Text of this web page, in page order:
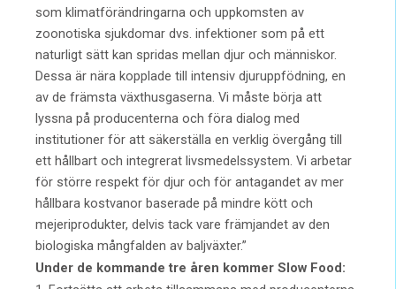
som klimatförändringarna och uppkomsten av
zoonotiska sjukdomar dvs. infektioner som på ett
naturligt sätt kan spridas mellan djur och människor.
Dessa är nära kopplade till intensiv djuruppfödning, en
av de främsta växthusgaserna. Vi måste börja att
lyssna på producenterna och föra dialog med
institutioner för att säkerställa en verklig övergång till
ett hållbart och integrerat livsmedelssystem. Vi arbetar
för större respekt för djur och för antagandet av mer
hållbara kostvanor baserade på mindre kött och
mejeriprodukter, delvis tack vare främjandet av den
biologiska mångfalden av baljväxter.”
Under de kommande tre åren kommer Slow Food: